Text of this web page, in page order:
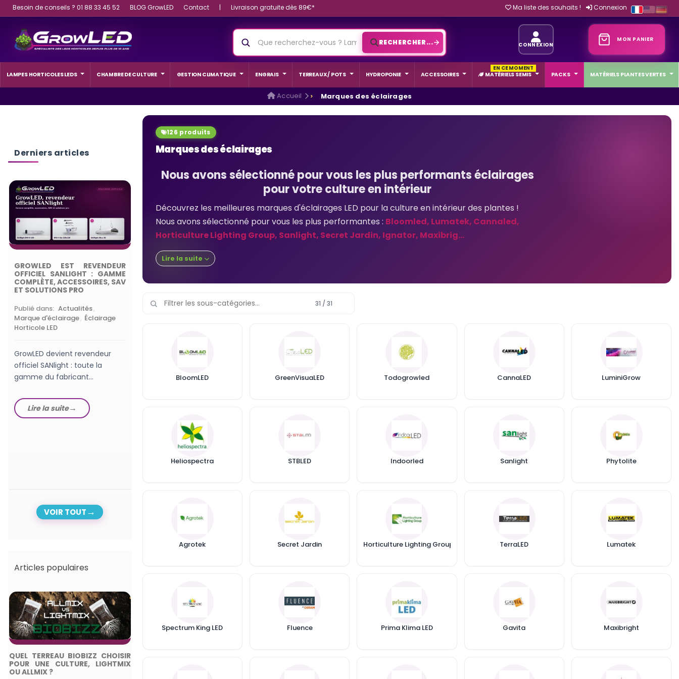
Besoin de conseils ? 01 88 33 45 52 BLOG GrowLED Contact | Livraison gratuite dès 89€* Connexion
Ma liste des souhaits !
MON PANIER
RECHERCHER... CONNEXION
LAMPES HORTICOLES LEDS CHAMBRE DE CULTURE GESTION CLIMATIQUE ENGRAIS TERREAUX / POTS HYDROPONIE ACCESSOIRES MATÉRIELS SEMIS
EN CE MOMENT
PACKS
MATÉRIELS PLANTES VERTES
Accueil Marques des éclairages
126 produits
Marques des éclairages
Nous avons sélectionné pour vous les plus performants éclairages
pour votre culture en intérieur
Découvrez les meilleures marques d'éclairages LED pour la culture en intérieur des plantes !
Nous avons sélectionné pour vous les plus performantes : Bloomled, Lumatek, Cannaled,
Horticulture Lighting Group, Sanlight, Secret Jardin, Ignator, Maxibrig...
Lire la suite
31 / 31
BloomLED GreenVisuaLED Todogrowled CannaLED LuminiGrow
Heliospectra STBLED Indoorled Sanlight Phytolite
Agrotek Secret Jardin Horticulture Lighting Group TerraLED Lumatek
Spectrum King LED Fluence Prima Klima LED Gavita Maxibright
Derniers articles
GROWLED EST REVENDEUR
OFFICIEL SANLIGHT : GAMME
COMPLÈTE, ACCESSOIRES, SAV
ET SOLUTIONS PRO
Publié dans: Actualités,
Marque d'éclairage, Éclairage
Horticole LED
GrowLED devient revendeur
officiel SANlight : toute la
gamme du fabricant
luminaires EVO aux...
Lire la suite
QUELLE PUISSANCE DE LAMPE
LED HORTICOLE POUR UN
DÉBUTANT EN GROW ?
Publié dans: Lampes
Lampe de Culture
réels, W/m², PPFD, surface
Publié dans:
QHD te...
Lire la suite
VOIR TOUT
Articles populaires
QUEL TERREAU BIOBIZZ CHOISIR
POUR UNE CULTURE, LIGHTMIX
OU ALLMIX ?